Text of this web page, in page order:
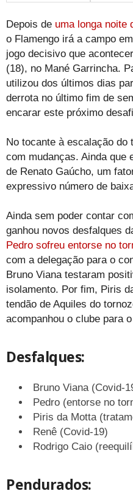
Depois de uma longa noite
o Flamengo irá a campo
jogo decisivo que
(18), no Mané Garrincha.
utilizou dos últimos dias
derrota no último fim de
encarar este próximo
No tocante à escalação do
com mudanças. Ainda que
de Renato Gaúcho, um
expressivo número de
Ainda sem poder contar
ganhou novos desfalques
Pedro sofreu entorse no
com a delegação para o
Bruno Viana testaram
isolamento. Por fim, Piris
tendão de Aquiles do
acompanhou o clube para
Desfalques:
Bruno Viana (Covid-
Pedro (entorse no
Piris da Motta
Renê (Covid-19)
Rodrigo Caio
Pendurados: